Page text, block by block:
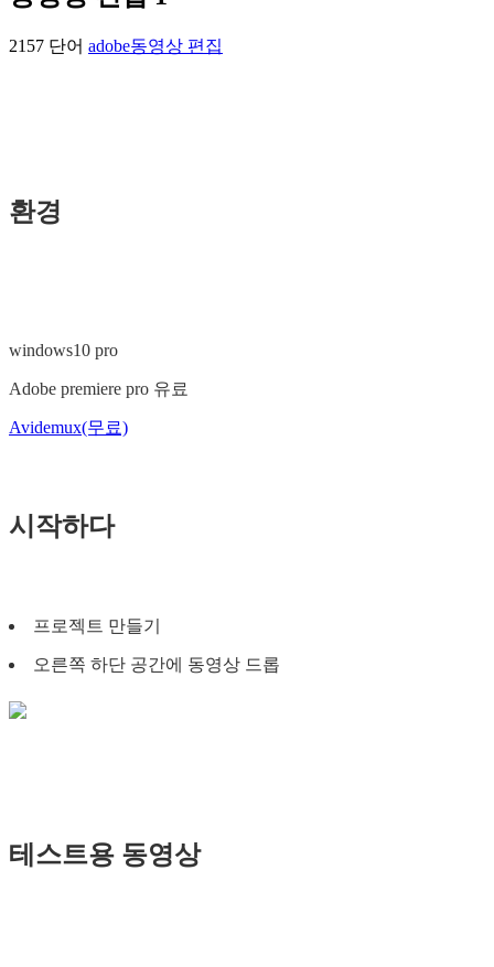
2157 단어 adobe동영상 편집
환경
windows10 pro
Adobe premiere pro 유료
Avidemux(무료)
시작하다
프로젝트 만들기
오른쪽 하단 공간에 동영상 드롭
테스트용 동영상